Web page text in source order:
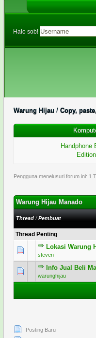
Halo sob!
Warung Hijau / Copy,
Handphone
Pengguna menelusuri forum ini: 1
Warung Hijau Manado
Thread/Pembuat
Thread Penting
Lokasi Warung
steven
1 Voting -
Info Jual Beli
warunghijau
2 Voting - 1.5
Posting Baru